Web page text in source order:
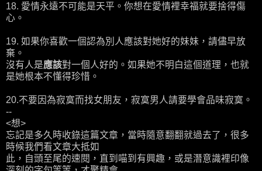
18. 愛情永遠不可能是天平。你想在愛情裡幸福就要捨得傷
心。
19. 如果你喜歡一個認為別人應該對她好的妹妹，請儘早放
棄。
沒有人是應該對一個人好的。如果她不明白這個道理，也就
是她根本不懂得珍惜。
20.不要因為寂寞而找女朋友，寂寞男人請要學會品味寂寞。
--
<想>
忘記是多久時收錄這篇文章，當時隨意翻翻就過去了，很多
時候我們看文章大抵如
此，自頭至尾的速閱，直到喵到有興趣，或是潛意識裡印像